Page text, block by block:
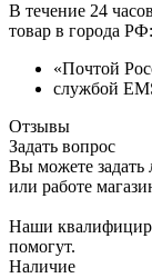
В течение 24
товар в города РФ:
«Почтой
службой
Отзывы
Задать вопрос
Вы можете задать
или работе
Наши
помогут.
Наличие